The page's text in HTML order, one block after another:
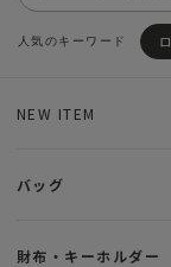
NEW ITEM
バッグ
財布・キーホルダー